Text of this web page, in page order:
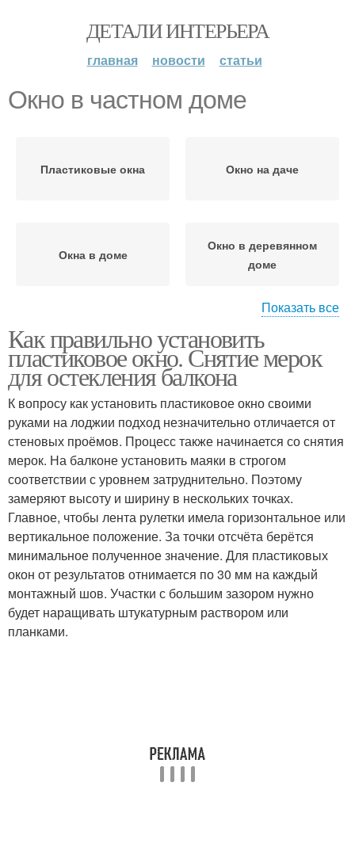
ДЕТАЛИ ИНТЕРЬЕРА
главная новости статьи
Окно в частном доме
Пластиковые окна Окно на даче
Окна в доме
Окно в деревянном
доме
доме
Дом от установки
Окна в квартире Руки в кирпичном доме
Окна в кирпичном доме
Руки в деревянном
доме
Руки в деревянный дом
Показать все
Как правильно установить
пластиковое окно. Снятие мерок
для остекления балкона
К вопросу как установить пластиковое окно своими
руками на лоджии подход незначительно отличается от
стеновых проёмов. Процесс также начинается со снятия
мерок. На балконе установить маяки в строгом
соответствии с уровнем затруднительно. Поэтому
замеряют высоту и ширину в нескольких точках.
Главное, чтобы лента рулетки имела горизонтальное или
вертикальное положение. За точки отсчёта берётся
минимальное полученное значение. Для пластиковых
окон от результатов отнимается по 30 мм на каждый
монтажный шов. Участки с большим зазором нужно
будет наращивать штукатурным раствором или
планками.